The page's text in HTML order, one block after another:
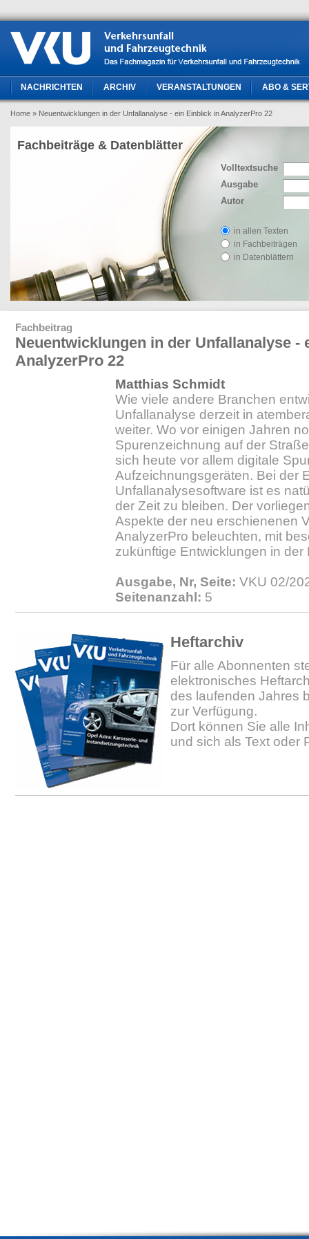
NACHRICHTEN ARCHIV VERANSTALTUNGEN ABO &
Home » Neuentwicklungen in der Unfallanalyse - ein Einblick in AnalyzerPro 22
Volltextsuche
Ausgabe
Autor
in allen Texten
in Fachbeiträgen
in Datenblättern
Fachbeiträge & Datenblätter
Fachbeitrag
Neuentwicklungen in der Unfallanalyse -
AnalyzerPro 22
Matthias Schmidt
Wie viele andere Branchen
Unfallanalyse derzeit in
weiter. Wo vor einigen Jahren
Spurenzeichnung auf der
sich heute vor allem digitale
Aufzeichnungsgeräten. Bei der
Unfallanalysesoftware ist es
der Zeit zu bleiben. Der
Aspekte der neu erschienenen
AnalyzerPro beleuchten, mit
zukünftige Entwicklungen in der
Ausgabe, Nr, Seite: VKU 02/
Seitenanzahl: 5
Heftarchiv
Für alle Abonnenten
elektronisches
des laufenden Jahres
zur Verfügung.
Dort können Sie alle
und sich als Text oder